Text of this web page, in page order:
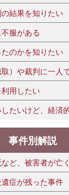
結果を知りたい
服がある
のかを知りたい
）や裁判に一人
用したい
たいけど、経済
事件別解説
ど、被害者が亡
症が残った事件